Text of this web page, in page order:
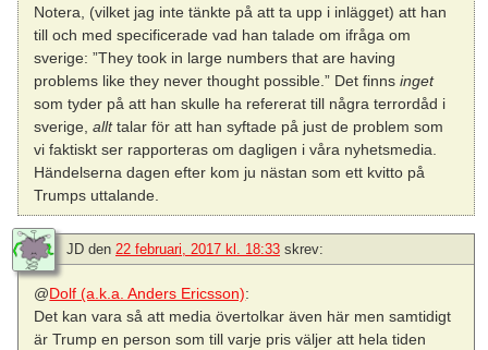
Notera, (vilket jag inte tänkte på att ta upp i inlägget) att han
till och med specificerade vad han talade om ifråga om
sverige: ”They took in large numbers that are having
problems like they never thought possible.” Det finnsinget
som tyder på att han skulle ha refererat till några terrordåd i
sverige,allttalar för att han syftade på just de problem som
vi faktiskt ser rapporteras om dagligen i våra nyhetsmedia.
Händelserna dagen efter kom ju nästan som ett kvitto på
Trumps uttalande.
JD den 22 februari, 2017 kl. 18:33 skrev:
@Dolf (a.k.a. Anders Ericsson):
Det kan vara så att media övertolkar även här men samtidigt
är Trump en person som till varje pris väljer att hela tiden